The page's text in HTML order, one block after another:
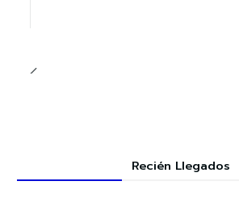
Recién Llegados